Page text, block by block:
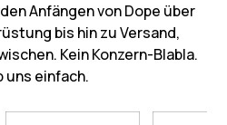
Anfängen von Dope über
bis hin zu Versand,
Kein Konzern-Blabla.
uns einfach.